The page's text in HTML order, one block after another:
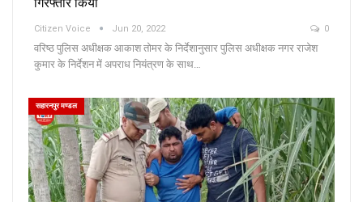
Citizen Voice Jun 20, 2022 0
वरिष्ठ पुलिस अधीक्षक आकाश तोमर के निर्देशानुसार पुलिस अधीक्षक नगर राजेश
कुमार के निर्देशन में अपराध नियंत्रण के साथ…
सहारनपुर मण्डल